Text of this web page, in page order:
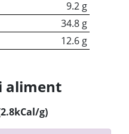
9.2 g
34.8 g
12.6 g
aliment
g)